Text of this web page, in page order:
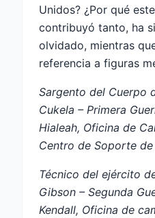
Unidos? ¿Por qué
contribuyó tanto, ha
olvidado, mientras
referencia a figuras
Sargento del Cuerpo
Cukela – Primera
Hialeah, Oficina de
Centro de Soporte
Técnico del ejército
Gibson – Segunda
Kendall, Oficina de